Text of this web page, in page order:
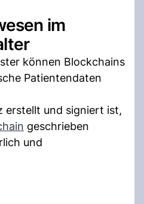
im
können Blockchains
Patientendaten
erstellt und signiert ist,
geschrieben
und